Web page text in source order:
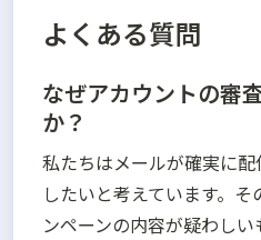
よくある質問
なぜアカウントの審
か？
私たちはメールが確実に
したいと考えています。
ンペーンの内容が疑わし